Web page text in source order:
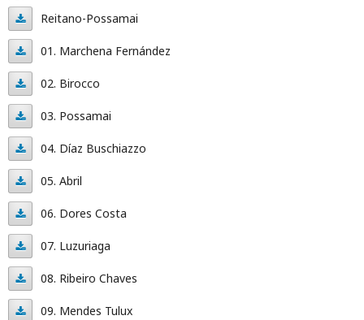
Reitano-Possamai
Reitano-
Possamai
01. Marchena Fernández
01.
Marchena
Fernández
02. Birocco
02.
Birocco
03. Possamai
03.
Possamai
04. Díaz Buschiazzo
04.
Díaz
Buschiazzo
05. Abril
05.
Abril
06. Dores Costa
06.
Dores
Costa
07. Luzuriaga
07.
Luzuriaga
08. Ribeiro Chaves
08.
09. Mendes Tulux